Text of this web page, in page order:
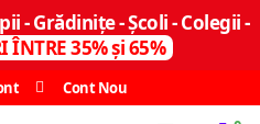
- Grădinițe - Școli - Colegii -
ÎNTRE 35% și 65%
Cont Nou